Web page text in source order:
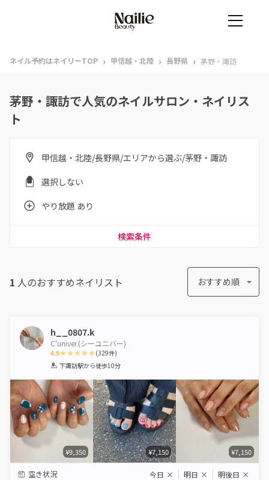
ネイル予約はネイリーTOP › 甲信越・北陸 › 長野県 › 茅野・諏訪
茅野・諏訪で人気のネイルサロン・ネイリス
ト
甲信越・北陸/長野県/エリアから選ぶ/茅野・諏訪
選択しない
やり放題 あり
検索条件
1 人のおすすめネイリスト おすすめ順
h__0807.k
C'univer.(シーユニバー)
4.9
1 2 3 4 5
(329件)
下諏訪駅から徒歩10分
¥9,350 ¥7,150 ¥7,150
空き状況 今日 × 明日 × 明後日 ×